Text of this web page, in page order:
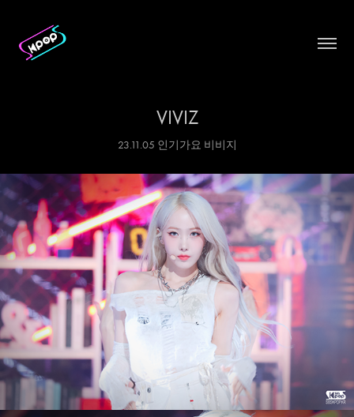
VIVIZ
23.11.05 인기가요 비비지